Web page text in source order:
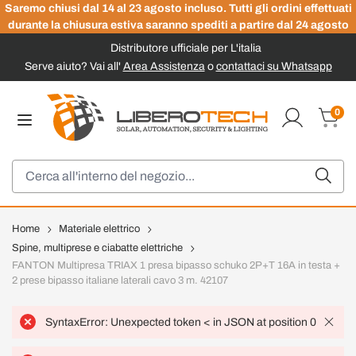
Saremo chiusi dal 14 al 23 agosto incluso. Tutti gli ordini effettuati
durante la chiusura estiva saranno spediti a partire dal 24 agosto
Distributore ufficiale per L'italia
Serve aiuto? Vai all' Area Assistenzao contattaci su Whatsapp
0
Home
Materiale elettrico
Spine, multiprese e ciabatte elettriche
FANTON Multipresa TRIAX 1 presa bipasso schuko 2P+T 16A in testa +
2 prese bipasso italiane laterali cavo 3 m. 42107
SyntaxError: Unexpected token < in JSON at position 0